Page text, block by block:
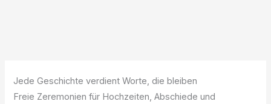
Jede Geschichte verdient Worte, die bleiben
Freie Zeremonien für Hochzeiten, Abschiede und